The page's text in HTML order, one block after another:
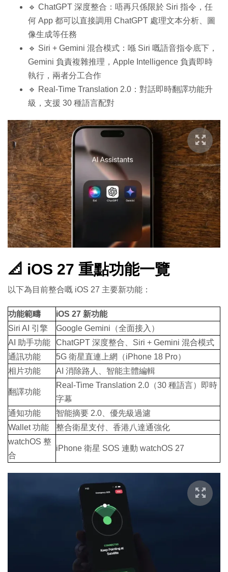
🔹 ChatGPT 深度整合：唔再只係限於 Siri 指令，任
何 App 都可以直接調用 ChatGPT 處理文本分析、圖
像生成等任務
🔹 Siri + Gemini 混合模式：喺 Siri 嘅語音指令底下，
Gemini 負責複雜推理，Apple Intelligence 負責即時
執行，兩者分工合作
🔹 Real-Time Translation 2.0：對話即時翻譯功能升
級，支援 30 種語言配對
📐 iOS 27 重點功能一覽
以下為目前整合嘅 iOS 27 主要新功能：
功能範疇
iOS 27 新功能
Siri AI 引擎
Google Gemini（全面接入）
AI 助手功能
ChatGPT 深度整合、Siri + Gemini 混合模式
通訊功能
5G 衛星直連上網（iPhone 18 Pro）
相片功能
AI 消除路人、智能主體編輯
翻譯功能
Real-Time Translation 2.0（30 種語言）即時
字幕
通知功能
智能摘要 2.0、優先級過濾
Wallet 功能
整合衛星支付、香港八達通強化
watchOS 整
合
iPhone 衛星 SOS 連動 watchOS 27